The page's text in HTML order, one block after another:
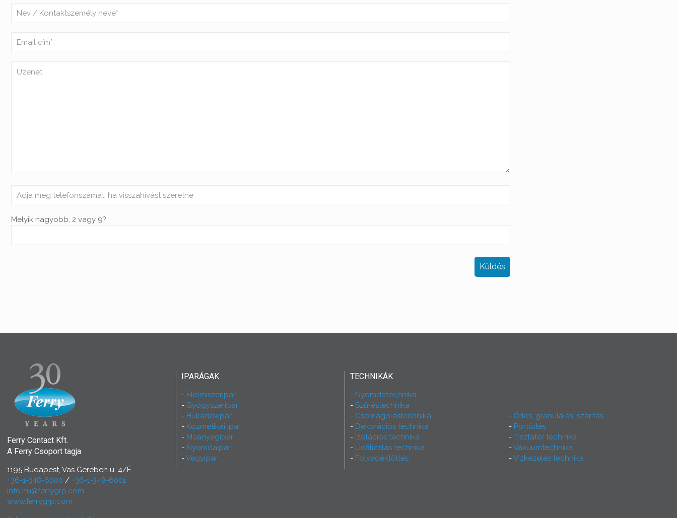
Melyik nagyobb, 2 vagy 9?
Ferry Contact Kft.
A Ferry Csoport tagja
1195 Budapest, Vas Gereben u. 4/F.
+36-1-348-6000 / +36-1-348-6001
info.hu@ferrygrp.com
www.ferrygrp.com
IPARÁGAK
Élelmiszeripar
Gyógyszeripar
Hulladékipar
Kozmetikai ipar
Műanyagipar
Nyomdaipar
Vegyipar
TECHNIKÁK
Nyomdatechnika
Szűréstechnika
Csomagolástechnika
Dekorációs technika
Izolációs technika
Liofilizálás technika
Folyadéktöltés
Őrlés, granulálás, szárítás
Portöltés
Tisztatér technika
Vákuumtechnika
Vízkezelés technika